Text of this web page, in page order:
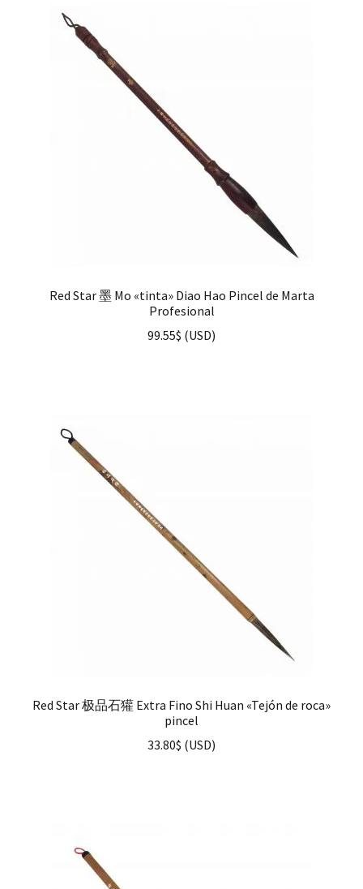
Red Star 墨 Mo «tinta» Diao Hao Pincel de Marta
Profesional
99.55$ (USD)
Red Star 极品石獾 Extra Fino Shi Huan «Tejón de roca»
pincel
33.80$ (USD)